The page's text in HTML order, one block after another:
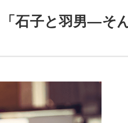
石子と羽男―そ